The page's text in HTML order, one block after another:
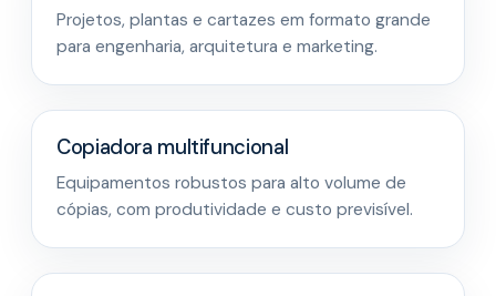
Projetos, plantas e cartazes em formato grande
para engenharia, arquitetura e marketing.
Copiadora multifuncional
Equipamentos robustos para alto volume de
cópias, com produtividade e custo previsível.